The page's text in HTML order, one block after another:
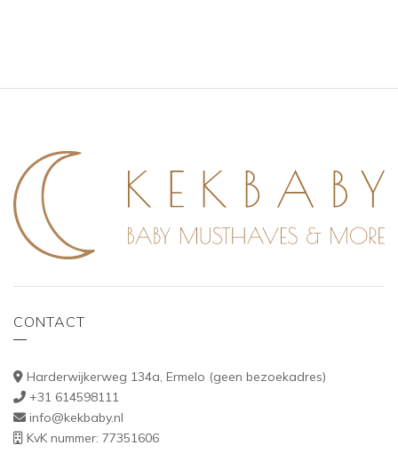
CONTACT
Harderwijkerweg 134a, Ermelo (geen bezoekadres)
+31 614598111
info@kekbaby.nl
KvK nummer: 77351606